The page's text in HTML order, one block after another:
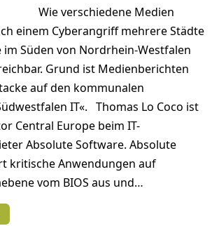
Wie verschiedene Medien
einem Cyberangriff mehrere Städte
im Süden von Nordrhein-Westfalen
Grund ist Medienberichten
auf den kommunalen
IT«. Thomas Lo Coco ist
Central Europe beim IT-
Absolute Software. Absolute
kritische Anwendungen auf
vom BIOS aus und…